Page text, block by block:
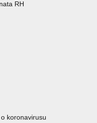
RH
koronavirusu